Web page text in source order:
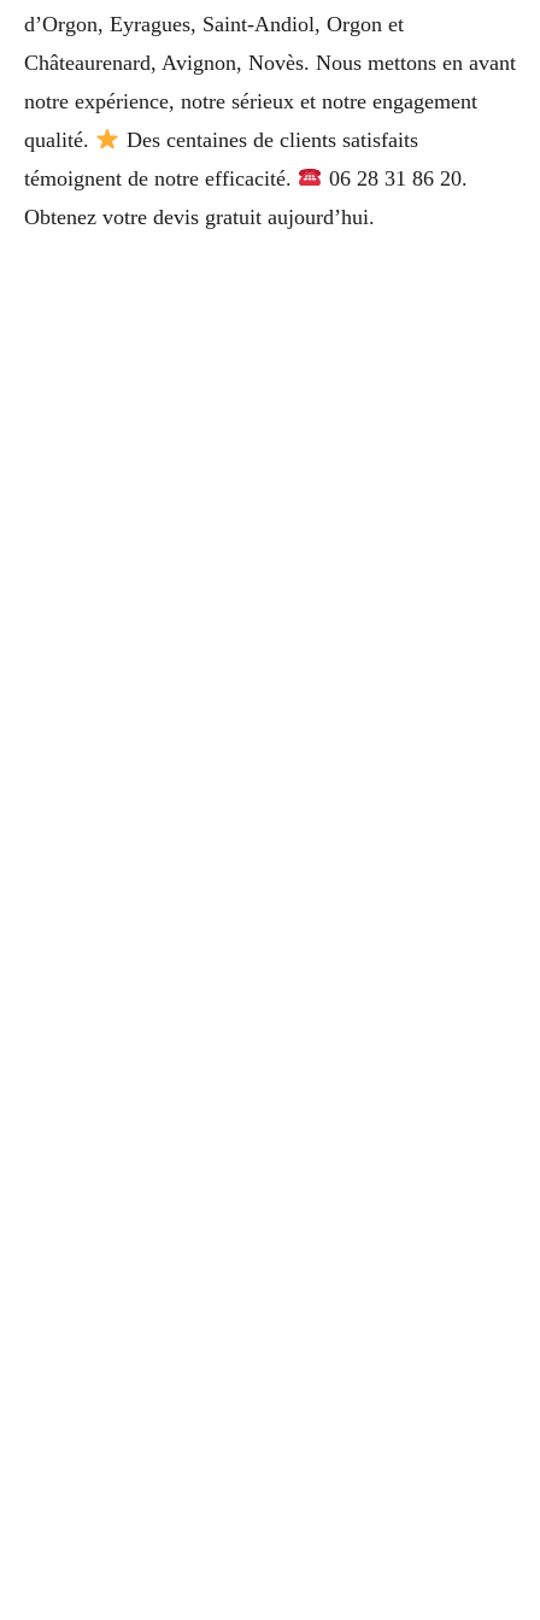
d’Orgon, Eyragues, Saint-Andiol, Orgon et
Châteaurenard, Avignon, Novès. Nous mettons en avant
notre expérience, notre sérieux et notre engagement
qualité.
Des centaines de clients satisfaits
témoignent de notre efficacité.
06 28 31 86 20.
Obtenez votre devis gratuit aujourd’hui.